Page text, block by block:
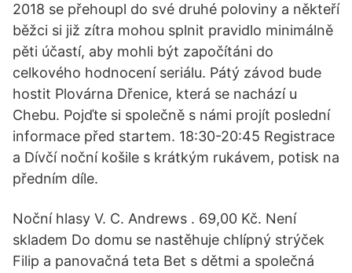
2018 se přehoupl do své druhé poloviny a někteří
běžci si již zítra mohou splnit pravidlo minimálně
pěti účastí, aby mohli být započítáni do
celkového hodnocení seriálu. Pátý závod bude
hostit Plovárna Dřenice, která se nachází u
Chebu. Pojďte si společně s námi projít poslední
informace před startem. 18:30-20:45 Registrace
a Dívčí noční košile s krátkým rukávem, potisk na
předním díle.
Noční hlasy V. C. Andrews . 69,00 Kč. Není
skladem Do domu se nastěhuje chlípný strýček
Filip a panovačná teta Bet s dětmi a společná